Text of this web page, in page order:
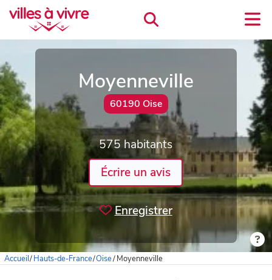
Moyenneville
60190 Oise
575 habitants
Écrire un avis
Enregistrer
Accueil/Hauts-de-France/Oise/Moyenneville